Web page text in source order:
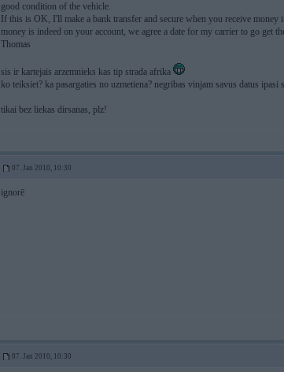
good condition of the vehicle.
If this is OK, I'll make a bank transfer and secure when you receive
money is indeed on your account, we agree a date for my carrier to go get
Thomas
sis ir kartejais arzemnieks kas tip strada afrika
ko teiksiet? ka pasargaties no uzmetiena? negribas vinjam savus datus ipasi
tikai bez liekas dirsanas, plz!
07. Jan 2010, 10:30
ignorē
07. Jan 2010, 10:30